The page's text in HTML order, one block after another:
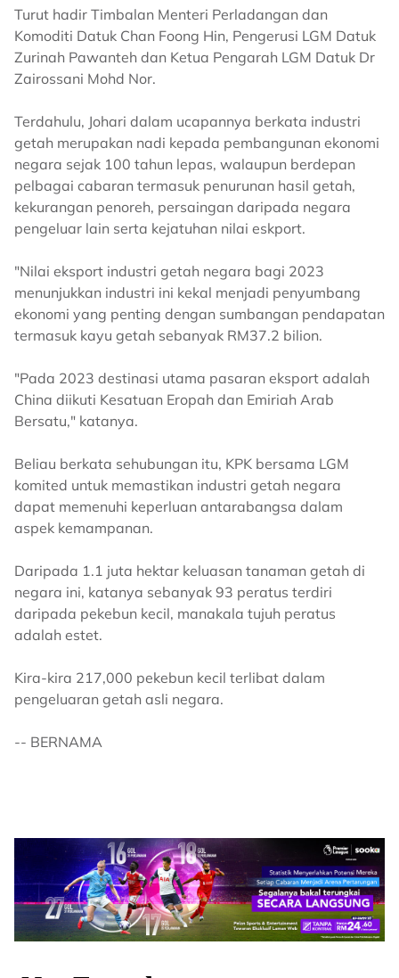
Turut hadir Timbalan Menteri Perladangan dan
Komoditi Datuk Chan Foong Hin, Pengerusi LGM Datuk
Zurinah Pawanteh dan Ketua Pengarah LGM Datuk Dr
Zairossani Mohd Nor.
Terdahulu, Johari dalam ucapannya berkata industri
getah merupakan nadi kepada pembangunan ekonomi
negara sejak 100 tahun lepas, walaupun berdepan
pelbagai cabaran termasuk penurunan hasil getah,
kekurangan penoreh, persaingan daripada negara
pengeluar lain serta kejatuhan nilai eskport.
"Nilai eksport industri getah negara bagi 2023
menunjukkan industri ini kekal menjadi penyumbang
ekonomi yang penting dengan sumbangan pendapatan
termasuk kayu getah sebanyak RM37.2 bilion.
"Pada 2023 destinasi utama pasaran eksport adalah
China diikuti Kesatuan Eropah dan Emiriah Arab
Bersatu," katanya.
Beliau berkata sehubungan itu, KPK bersama LGM
komited untuk memastikan industri getah negara
dapat memenuhi keperluan antarabangsa dalam
aspek kemampanan.
Daripada 1.1 juta hektar keluasan tanaman getah di
negara ini, katanya sebanyak 93 peratus terdiri
daripada pekebun kecil, manakala tujuh peratus
adalah estet.
Kira-kira 217,000 pekebun kecil terlibat dalam
pengeluaran getah asli negara.
-- BERNAMA